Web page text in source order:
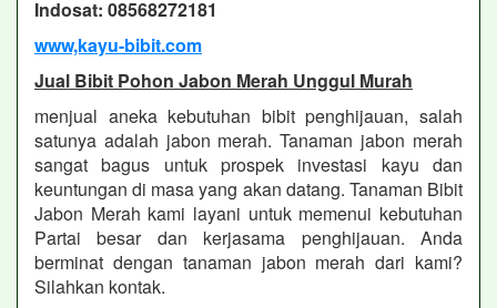
Indosat: 08568272181
www,kayu-bibit.com
Jual Bibit Pohon Jabon Merah Unggul Murah
menjual aneka kebutuhan bibit penghijauan, salah
satunya adalah jabon merah. Tanaman jabon merah
sangat bagus untuk prospek investasi kayu dan
keuntungan di masa yang akan datang. Tanaman Bibit
Jabon Merah kami layani untuk memenui kebutuhan
Partai besar dan kerjasama penghijauan. Anda
berminat dengan tanaman jabon merah dari kami?
Silahkan kontak.